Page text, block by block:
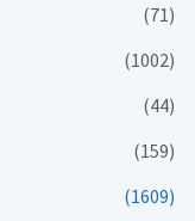
(71)
(1002)
(44)
(159)
(1609)